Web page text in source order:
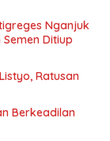
Nganjuk
Ditiup
Ratusan
Berkeadilan